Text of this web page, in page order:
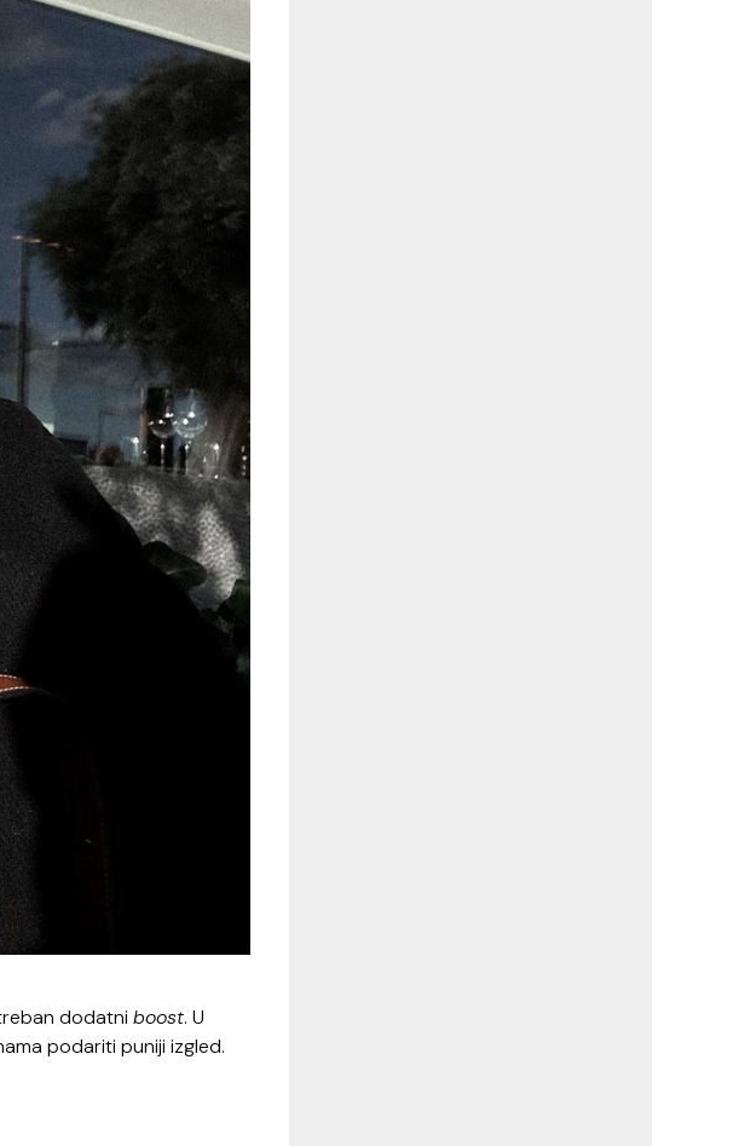
dodatni boost. U
podariti puniji izgled.